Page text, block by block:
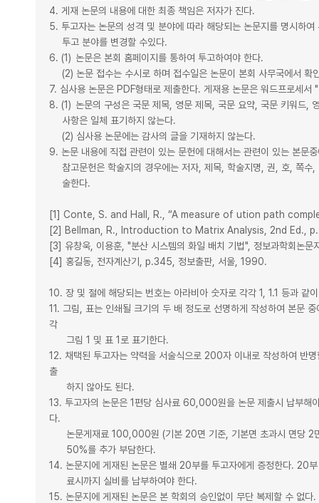
4. 게재 논문의 내용에 대한 최종 책임은 저자가 진다.
5. 투고자는 논문의 성격 및 분야에 따라 해당되는 논문지를 명시하
투고 분야를 변경할 수있다.
6. (1) 논문은 본회 홈페이지를 통하여 투고하여야 한다.
(2) 논문 접수는 수시로 하며 접수일은 논문이 본회 사무국에서 확
7. 심사용 논문은 PDF형태로 제출한다. 게재용 논문은 워드프로세
8. (1) 논문의 구성은 국문 제목, 영문 제목, 국문 요약, 국문 키워드,
사항은 일체 표기하지 않는다.
(2) 심사용 논문에는 감사의 글을 기재하지 않는다.
9. 논문 내용에 직접 관련이 있는 문헌에 대해서는 관련이 있는 본문
참고문헌은 학술지의 경우에는 저자, 제목, 학술지명, 권, 호, 쪽수,
술한다.
[1] Conte, S. and Hall, R., “A measure of ution path
[2] Bellman, R., Introduction to Matrix Analysis, 2nd Ed.,
[3] 유창욱, 이용훈, "분산 시스템의 화일 배치 기법", 정보과학회
[4] 홍길동, 전자계산기, p.345, 정보출판, 서울, 1990.
10. 장 및 절에 해당되는 번호는 아라비아 숫자로 각각 1, 1.1 등과 같
11. 그림, 표는 인쇄될 크기의 두 배 정도로 선명하게 작성하여 본문
각
그림 1 및 표 1로 표기한다.
12. 채택된 투고자는 약력을 서술식으로 200자 이내로 작성하여 반
출
하지 않아도 된다.
13. 투고자의 논문은 1편당 심사료 60,000원을 논문 제출시 납부해
다.
논문게재료 100,000원 (기본 20면 기준, 기본면 초과시 면당 2
50%를 추가 부담한다.
14. 논문지에 게재된 논문은 별쇄 20부를 투고자에게 증정한다. 20
료시까지 실비를 납부하여야 한다.
15. 논문지에 게재된 논문은 본 학회의 승인없이 무단 복제할 수 없다.